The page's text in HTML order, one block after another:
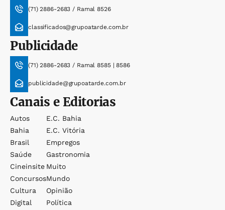
(71) 2886-2683 / Ramal 8526
classificados@grupoatarde.com.br
Publicidade
(71) 2886-2683 / Ramal 8585 | 8586
publicidade@grupoatarde.com.br
Canais e Editorias
Autos
Bahia
Brasil
Saúde
Cineinsite
Concursos
Cultura
Digital
E.c. Bahia
E.c. Vitória
Empregos
Gastronomia
Muito
Mundo
Opinião
Política